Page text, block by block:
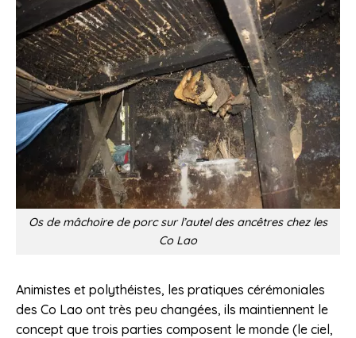
Os de mâchoire de porc sur l’autel des ancêtres chez les
Co Lao
Animistes et polythéistes, les pratiques cérémoniales
des Co Lao ont très peu changées, ils maintiennent le
concept que trois parties composent le monde (le ciel,